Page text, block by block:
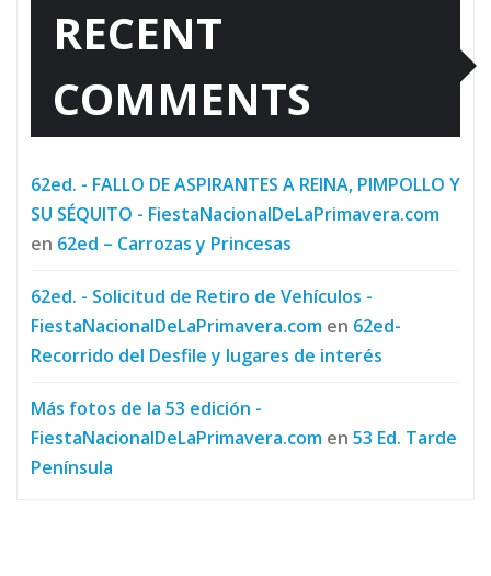
RECENT
COMMENTS
62ed. - FALLO DE ASPIRANTES A REINA, PIMPOLLO Y
SU SÉQUITO - FiestaNacionalDeLaPrimavera.com
en 62ed – Carrozas y Princesas
62ed. - Solicitud de Retiro de Vehículos -
FiestaNacionalDeLaPrimavera.com en 62ed-
Recorrido del Desfile y lugares de interés
Más fotos de la 53 edición -
FiestaNacionalDeLaPrimavera.com en 53 Ed. Tarde
Península